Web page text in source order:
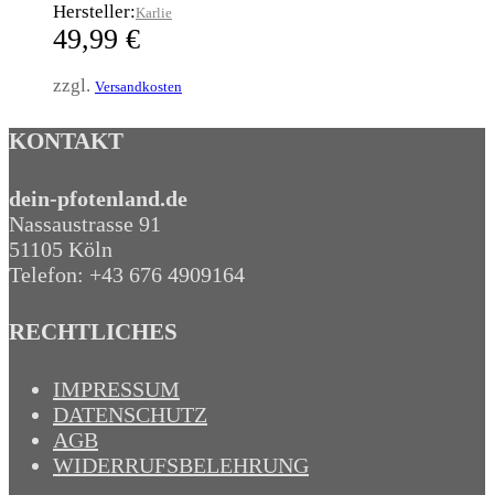
Hersteller:Karlie
49,99 €
zzgl. Versandkosten
KONTAKT
dein-pfotenland.de
Nassaustrasse 91
51105 Köln
Telefon: +43 676 4909164‬
RECHTLICHES
IMPRESSUM
DATENSCHUTZ
AGB
WIDERRUFSBELEHRUNG